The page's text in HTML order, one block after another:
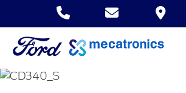
S-MAX